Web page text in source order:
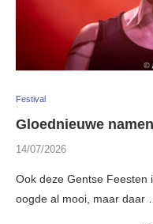
Festival
Gloednieuwe
14/07/2026
Ook deze Gentse Feesten
oogde al mooi, maar daar